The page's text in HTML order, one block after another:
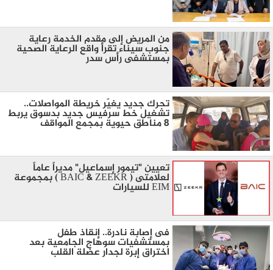
من المريض إلى مقدم الخدمة رعاية
جنوب سيناء تقرأ واقع الرعاية الصحية
بمستشفى رأس سدر
تحرك جديد يغيّر خريطة المواصلات..
تشغيل خط سرفيس جديد بدسوق يربط
8 مناطق حيوية بمجمع المواقف
تعيين "تيمور إسماعيل" مديراً عاماً
لعلامتى ( BAIC & ZEEKR ) بمجموعة
EIM للسيارات
فى إصابة نادرة.. إنقاذ طفل
بمستشفيات سوهاج الجامعية بعد
اختراق إبرة لجدار عضلة القلب